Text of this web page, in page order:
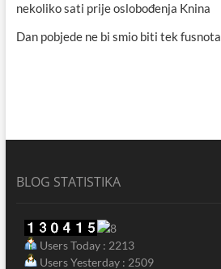
nekoliko sati prije oslobođenja Knina
Dan pobjede ne bi smio biti tek fusnota
BLOG STATISTIKA
Users Today : 2213
Users Yesterday : 2509